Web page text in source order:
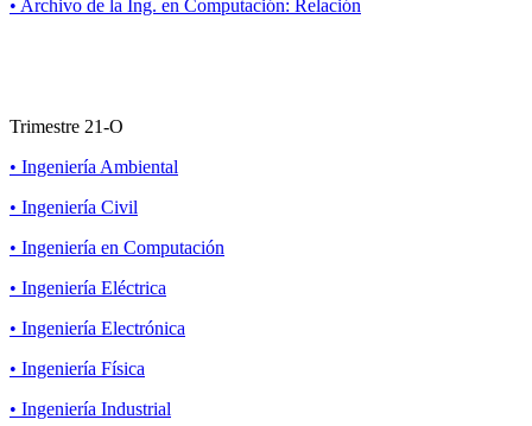
• Archivo de la Ing. en Computación: Relación
Trimestre 21-O
• Ingeniería Ambiental
• Ingeniería Civil
• Ingeniería en Computación
• Ingeniería Eléctrica
• Ingeniería Electrónica
• Ingeniería Física
• Ingeniería Industrial